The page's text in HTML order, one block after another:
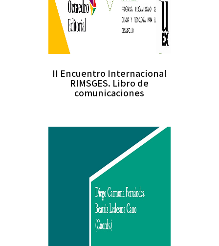
II Encuentro Internacional
RIMSGES. Libro de
comunicaciones